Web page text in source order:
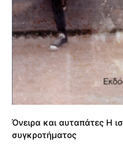
Όνειρα και αυταπάτες Η
συγκροτήματος